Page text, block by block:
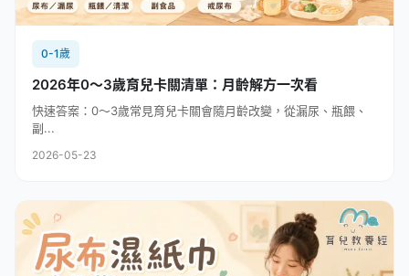
0-1歲
2026年0～3歲育兒卡關清單：月齡解方一次看
快速答案：0～3歲常見育兒卡關會隨月齡改變，從漏尿、瓶餵、
副...
2026-05-23